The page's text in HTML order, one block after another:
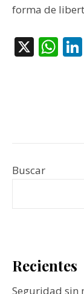
forma de
X
Buscar
Recientes
Seguridad sin